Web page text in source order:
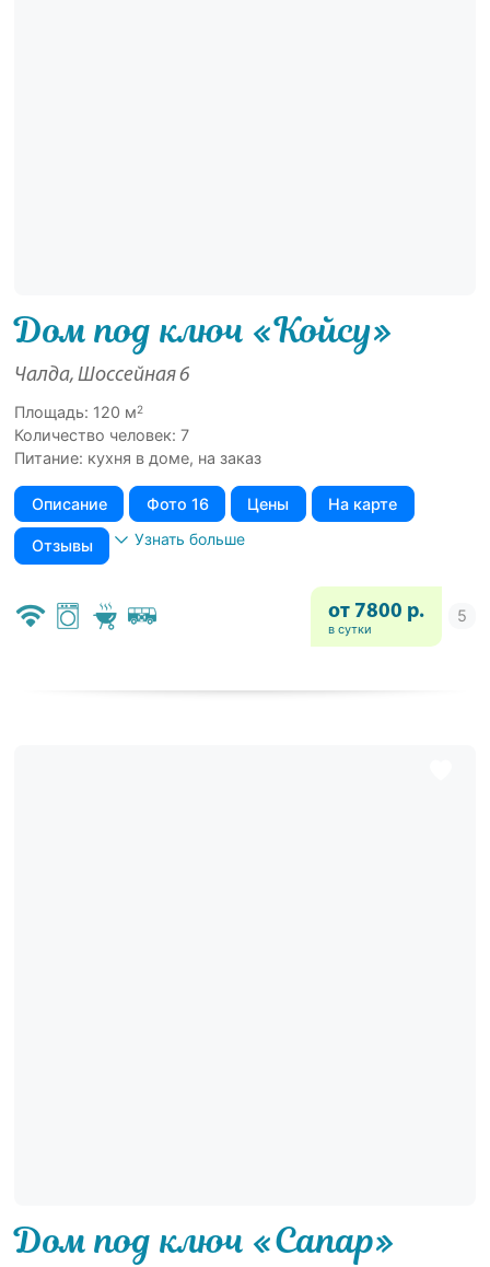
Дом под ключ «Койсу»
Чалда, Шоссейная 6
Площадь: 120 м2
Количество человек: 7
Питание: кухня в доме, на заказ
Описание Фото 16 Цены На карте
Отзывы Узнать больше
от 7800 р.
в сутки
Дом под ключ «Сапар»